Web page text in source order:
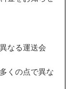
なる運送会
くの点で異な